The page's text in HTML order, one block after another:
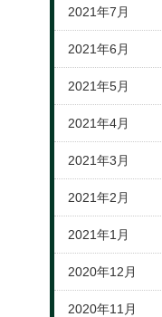
2021年7月
2021年6月
2021年5月
2021年4月
2021年3月
2021年2月
2021年1月
2020年12月
2020年11月